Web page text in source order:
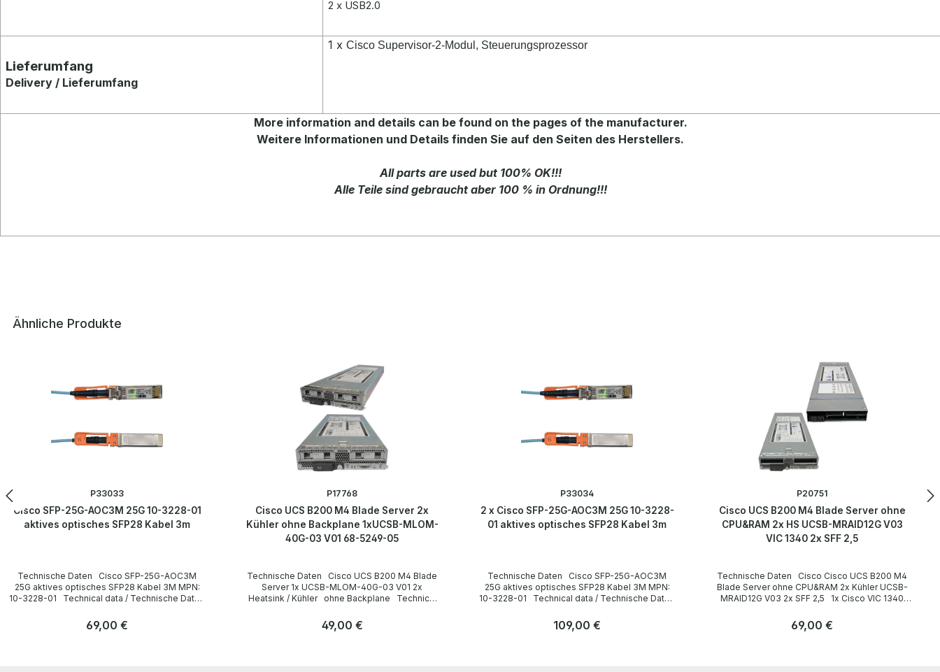
2 x USB2.0
Lieferumfang
Delivery / Lieferumfang
1 x Cisco Supervisor-2-Modul, Steuerungsprozessor
Moreinformation and details can be found on the pages of the manufacturer.
Weitere Informationen und Details finden Sie auf den Seiten des Herstellers.
All parts are used but 100% OK!!!
Alle Teile sind gebraucht aber 100 % in Ordnung!!!
Ähnliche Produkte
P33033
Cisco SFP-25G-AOC3M 25G 10-3228-01
aktives optisches SFP28 Kabel 3m
Technische Daten Cisco SFP-25G-AOC3M
25G aktives optisches SFP28 Kabel 3M MPN:
10-3228-01 Technical data / Technische Daten
Interfaces / Schnittstellen SFP28
10-3228-01 All parts are used but 100% working.
Regulärer Preis:
69,00 €
P17768
Cisco UCS B200 M4 Blade Server 2x
Kühler ohne Backplane 1xUCSB-MLOM-
40G-03 V01 68-5249-05
Technische Daten Cisco UCS B200 M4 Blade
Server 1x UCSB-MLOM-40G-03 V01 2x
Heatsink / Kühler ohne Backplane Technical
FCLGA2011-3) Main Memory /
Regulärer Preis:
49,00 €
P33034
2 x Cisco SFP-25G-AOC3M 25G 10-3228-
01 aktives optisches SFP28 Kabel 3m
Technische Daten Cisco SFP-25G-AOC3M
25G aktives optisches SFP28 Kabel 3M MPN:
10-3228-01 Technical data / Technische Daten
Gerätetyp Kable Cable length / Kabellänge 3 m
Interfaces / Schnittstellen SFP28
10-3228-01 All parts are used but 100% working.
Regulärer Preis:
109,00 €
P20751
Cisco UCS B200 M4 Blade Server ohne
CPU&RAM 2x HS UCSB-MRAID12G V03
VIC 1340 2x SFF 2,5
Technische Daten Cisco Cisco UCS B200 M4
Blade Server ohne CPU&RAM 2x Kühler UCSB-
MRAID12G V03 2x SFF 2,5 1x Cisco VIC 1340
Anzahl der CPU-Steckplätze 2 (socket
Regulärer Preis:
69,00 €